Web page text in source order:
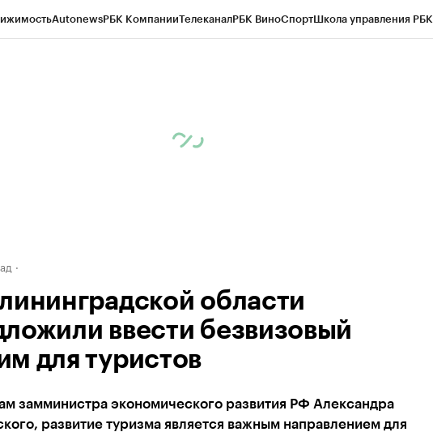
AutonewsРБК КомпанииТелеканалРБК ВиноСпортШкола управления РБК
области
ввести безвизовый
для туристов
замминистра экономического развития РФ Александра
развитие туризма является важным направлением для